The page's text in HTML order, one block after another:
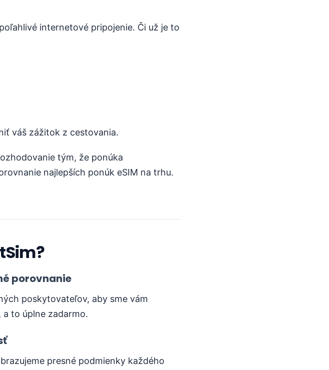
internetové pripojenie. Či už je to
váš zážitok z cestovania.
tým, že ponúka
najlepších ponúk eSIM na trhu.
porovnanie
poskytovateľov, aby sme vám
a to úplne zadarmo.
presné podmienky každého